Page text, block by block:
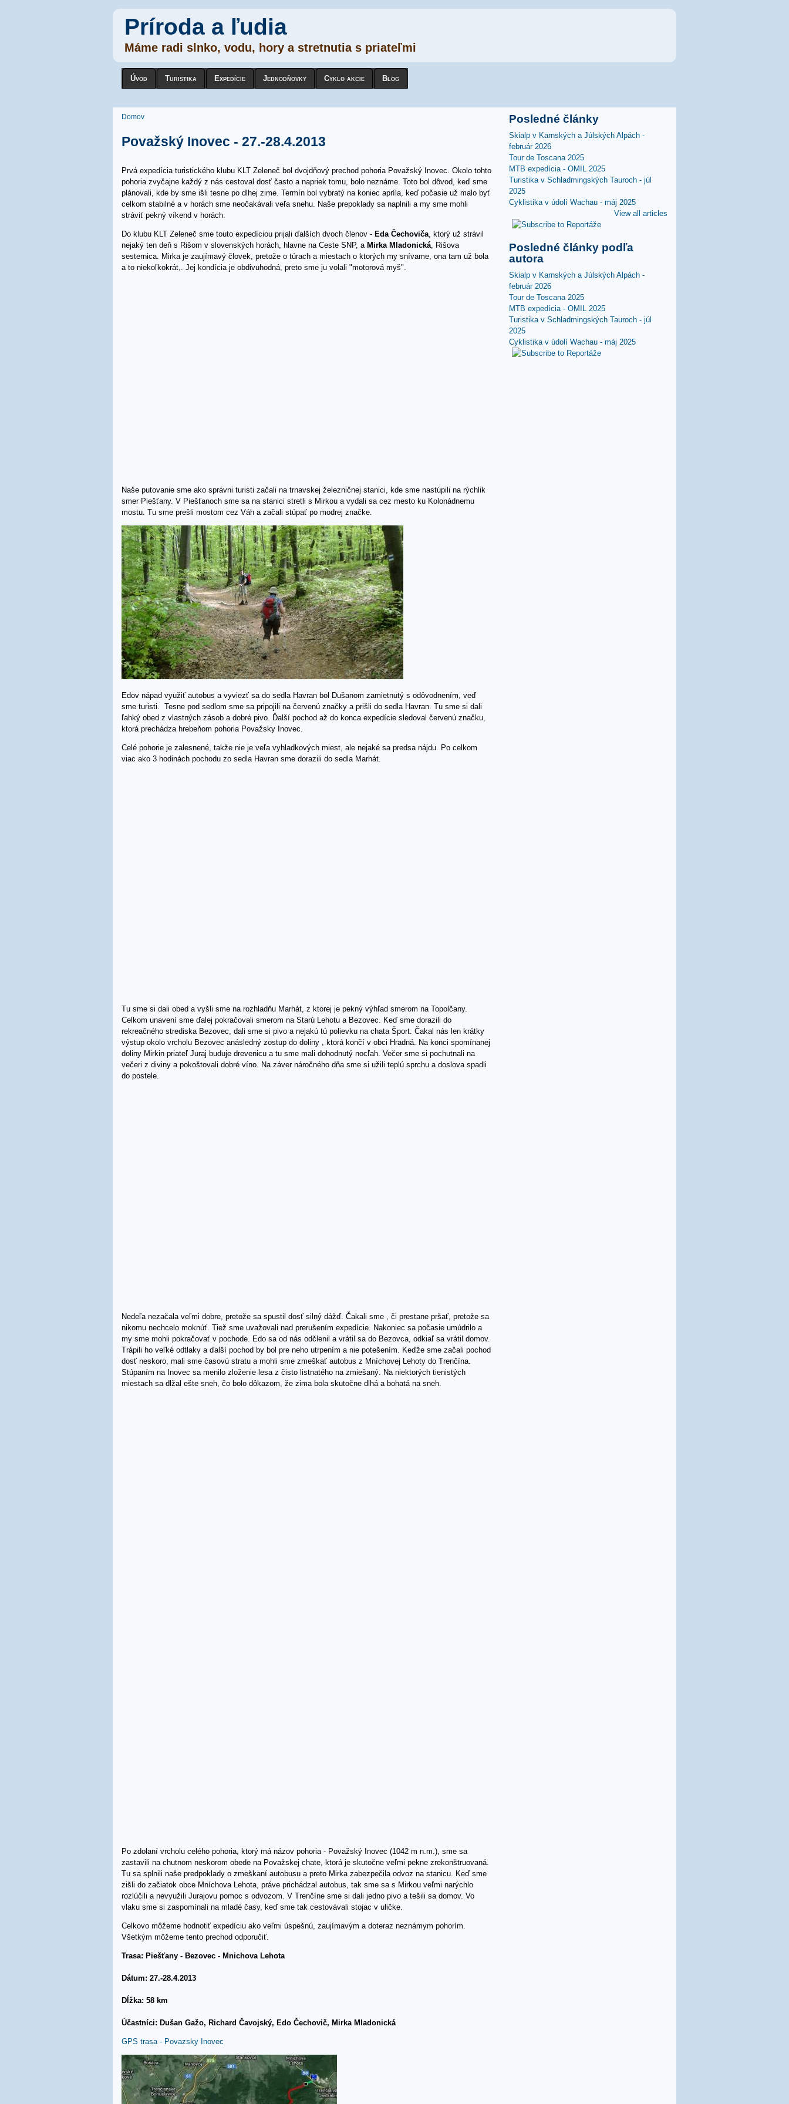
Príroda a ľudia
Máme radi slnko, vodu, hory a stretnutia s priateľmi
Úvod Turistika Expedície Jednodňovky Cyklo akcie Blog
Nachádzate sa tu
Domov
Považský Inovec - 27.-28.4.2013
Prvá expedícia turistického klubu KLT Zeleneč bol dvojdňový prechod pohoria Považský Inovec. Okolo tohto
pohoria zvyčajne každý z nás cestoval dosť často a napriek tomu, bolo neznáme. Toto bol dôvod, keď sme
plánovali, kde by sme išli tesne po dlhej zime. Termín bol vybratý na koniec apríla, keď počasie už malo byť
celkom stabilné a v horách sme neočakávali veľa snehu. Naše prepoklady sa naplnili a my sme mohli
stráviť pekný víkend v horách.
Do klubu KLT Zeleneč sme touto expedíciou prijali ďalších dvoch členov - Eda Čechoviča, ktorý už strávil
nejaký ten deň s Rišom v slovenských horách, hlavne na Ceste SNP, a Mirka Mladonická, Rišova
sesternica. Mirka je zaujímavý človek, pretože o túrach a miestach o ktorých my snívame, ona tam už bola
a to niekoľkokrát,. Jej kondícia je obdivuhodná, preto sme ju volali "motorová myš".
Naše putovanie sme ako správni turisti začali na trnavskej železničnej stanici, kde sme nastúpili na rýchlik
smer Piešťany. V Piešťanoch sme sa na stanici stretli s Mirkou a vydali sa cez mesto ku Kolonádnemu
mostu. Tu sme prešli mostom cez Váh a začali stúpať po modrej značke.
Edov nápad využiť autobus a vyviezť sa do sedla Havran bol Dušanom zamietnutý s odôvodnením, veď
sme turisti. Tesne pod sedlom sme sa pripojili na červenú značky a prišli do sedla Havran. Tu sme si dali
ľahký obed z vlastných zásob a dobré pivo. Ďalší pochod až do konca expedície sledoval červenú značku,
ktorá prechádza hrebeňom pohoria Považsky Inovec.
Celé pohorie je zalesnené, takže nie je veľa vyhladkových miest, ale nejaké sa predsa nájdu. Po celkom
viac ako 3 hodinách pochodu zo sedla Havran sme dorazili do sedla Marhát.
Tu sme si dali obed a vyšli sme na rozhladňu Marhát, z ktorej je pekný výhľad smerom na Topolčany.
Celkom unavení sme ďalej pokračovali smerom na Starú Lehotu a Bezovec. Keď sme dorazili do
rekreačného strediska Bezovec, dali sme si pivo a nejakú tú polievku na chata Šport. Čakal nás len krátky
výstup okolo vrcholu Bezovec anásledný zostup do doliny , ktorá končí v obci Hradná. Na konci spomínanej
doliny Mirkin priateľ Juraj buduje drevenicu a tu sme mali dohodnutý nocľah. Večer sme si pochutnali na
večeri z diviny a pokoštovali dobré víno. Na záver náročného dňa sme si užili teplú sprchu a doslova spadli
do postele.
Nedeľa nezačala veľmi dobre, pretože sa spustil dosť silný dážď. Čakali sme , či prestane pršať, pretože sa
nikomu nechcelo moknúť. Tiež sme uvažovali nad prerušením expedície. Nakoniec sa počasie umúdrilo a
my sme mohli pokračovať v pochode. Edo sa od nás odčlenil a vrátil sa do Bezovca, odkiaľ sa vrátil domov.
Trápili ho veľké odtlaky a ďalší pochod by bol pre neho utrpením a nie potešením. Keďže sme začali pochod
dosť neskoro, mali sme časovú stratu a mohli sme zmeškať autobus z Mníchovej Lehoty do Trenčína.
Stúpaním na Inovec sa menilo zloženie lesa z čisto listnatého na zmiešaný. Na niektorých tienistých
miestach sa dlžal ešte sneh, čo bolo dôkazom, že zima bola skutočne dlhá a bohatá na sneh.
Po zdolaní vrcholu celého pohoria, ktorý má názov pohoria - Považský Inovec (1042 m n.m.), sme sa
zastavili na chutnom neskorom obede na Považskej chate, ktorá je skutočne veľmi pekne zrekonštruovaná.
Tu sa splnili naše predpoklady o zmeškaní autobusu a preto Mirka zabezpečila odvoz na stanicu. Keď sme
zišli do začiatok obce Mníchova Lehota, práve prichádzal autobus, tak sme sa s Mirkou veľmi narýchlo
rozlúčili a nevyužili Jurajovu pomoc s odvozom. V Trenčíne sme si dali jedno pivo a tešili sa domov. Vo
vlaku sme si zaspomínali na mladé časy, keď sme tak cestovávali stojac v uličke.
Celkovo môžeme hodnotiť expedíciu ako veľmi úspešnú, zaujímavým a doteraz neznámym pohorím.
Všetkým môžeme tento prechod odporučiť.
Trasa: Piešťany - Bezovec - Mnichova Lehota
Dátum: 27.-28.4.2013
Dĺžka: 58 km
Účastníci: Dušan Gažo, Richard Čavojský, Edo Čechovič, Mirka Mladonická
GPS trasa - Povazsky Inovec
Posledné články
Skialp v Karnských a Júlských Alpách -
február 2026
Tour de Toscana 2025
MTB expedícia - OMIL 2025
Turistika v Schladmingských Tauroch - júl
2025
Cyklistika v údolí Wachau - máj 2025
View all articles
Posledné články podľa
autora
Skialp v Karnských a Júlských Alpách -
február 2026
Tour de Toscana 2025
MTB expedícia - OMIL 2025
Turistika v Schladmingských Tauroch - júl
2025
Cyklistika v údolí Wachau - máj 2025